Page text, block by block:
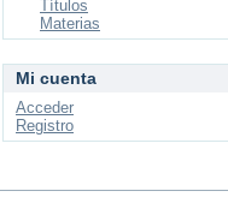
Títulos
Materias
Mi cuenta
Acceder
Registro